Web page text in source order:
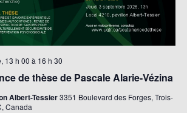
de thèse de Pascale Alarie-Vézina
13 h 00 à 16 h 30
Albert-Tessier3351 Boulevard des Forges, Trois-
Canada